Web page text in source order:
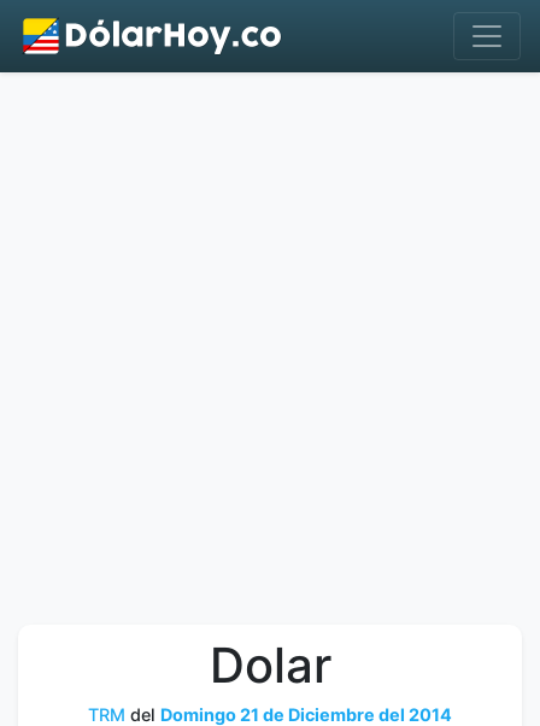
Dolar
TRM del Domingo 21 de Diciembre del 2014